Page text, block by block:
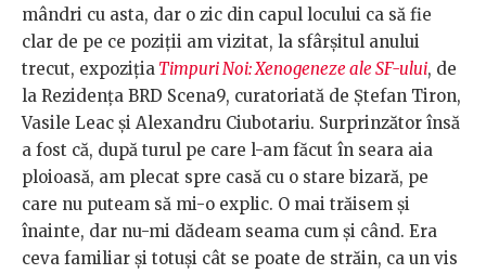
mândri cu asta, dar o zic din capul locului ca să fie
clar de pe ce poziții am vizitat, la sfârșitul anului
trecut, expoziția Timpuri Noi: Xenogeneze ale SF-ului, de
la Rezidența BRD Scena9, curatoriată de Ștefan Tiron,
Vasile Leac și Alexandru Ciubotariu. Surprinzător însă
a fost că, după turul pe care l-am făcut în seara aia
ploioasă, am plecat spre casă cu o stare bizară, pe
care nu puteam să mi-o explic. O mai trăisem și
înainte, dar nu-mi dădeam seama cum și când. Era
ceva familiar și totuși cât se poate de străin, ca un vis